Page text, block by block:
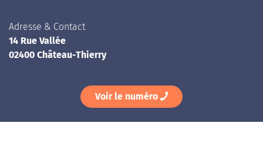
Adresse & Contact
14 Rue Vallée
02400 Château-Thierry
Voir le numéro